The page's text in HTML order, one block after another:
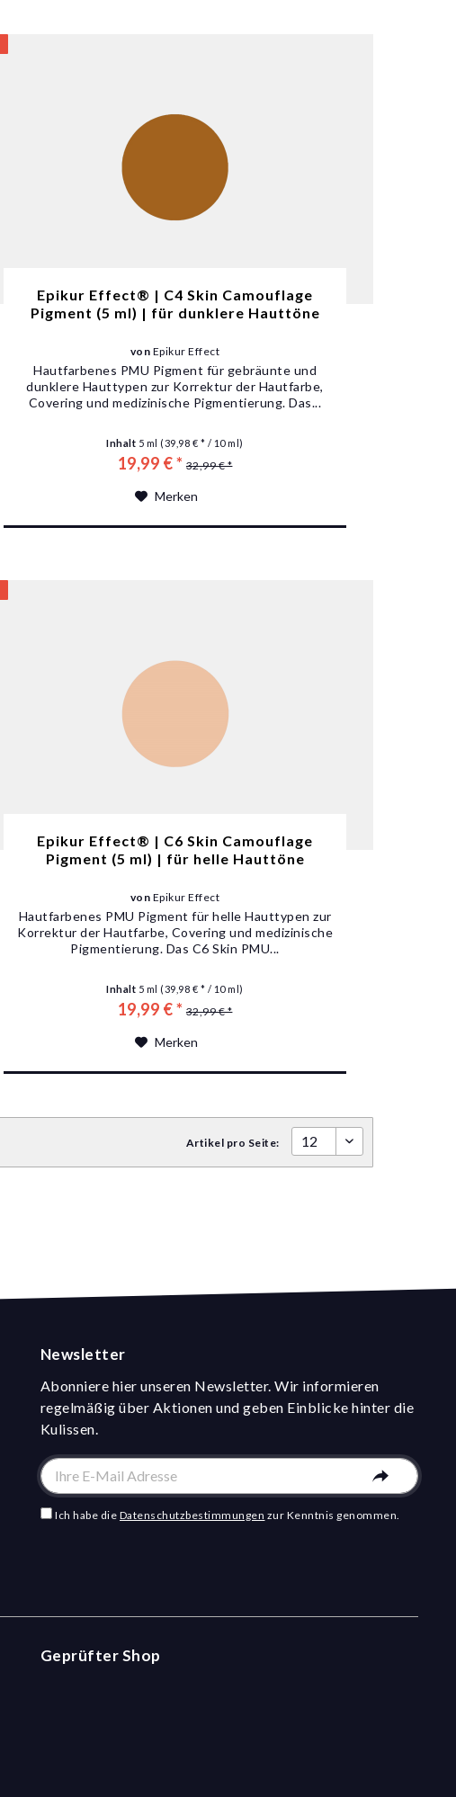
Epikur Effect® | C4 Skin Camouflage
Pigment (5 ml) | für dunklere Hauttöne
von Epikur Effect
Hautfarbenes PMU Pigment für gebräunte und
dunklere Hauttypen zur Korrektur der Hautfarbe,
Covering und medizinische Pigmentierung. Das...
Inhalt 5 ml (39,98 € * / 10 ml)
19,99 € * 32,99 € *
Merken
Epikur Effect® | C6 Skin Camouflage
Pigment (5 ml) | für helle Hauttöne
von Epikur Effect
Hautfarbenes PMU Pigment für helle Hauttypen zur
Korrektur der Hautfarbe, Covering und medizinische
Pigmentierung. Das C6 Skin PMU...
Inhalt 5 ml (39,98 € * / 10 ml)
19,99 € * 32,99 € *
Merken
Artikel pro Seite:
Newsletter
Abonniere hier unseren Newsletter. Wir informieren
regelmäßig über Aktionen und geben Einblicke hinter die
Kulissen.
Ich habe die Datenschutzbestimmungen zur Kenntnis genommen.
Geprüfter Shop